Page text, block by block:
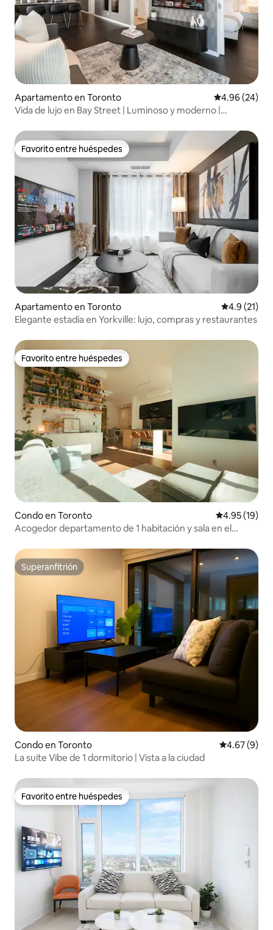
Apartamento en Toronto Calificación
4.96 (24)
Vida de lujo en Bay Street | Luminoso y moderno |
Favorito entre huéspedes
Favorito entre huéspedes
Apartamento en Toronto Calificación
4.9 (21)
Elegante estadía en Yorkville: lujo, compras y restaurantes
Favorito entre huéspedes
Favorito entre huéspedes
Condo en Toronto Calificación
4.95 (19)
Acogedor departamento de 1 habitación y sala en el
Superanfitrión
Superanfitrión
Condo en Toronto Calificación
4.67 (9)
La suite Vibe de 1 dormitorio | Vista a la ciudad
Favorito entre huéspedes
Favorito entre huéspedes